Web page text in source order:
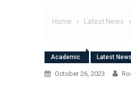
Home Latest News
Academic Latest News
October 26, 2023